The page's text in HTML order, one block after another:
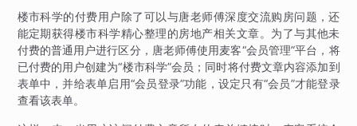
楼市科学的付费用户除了可以与唐老师傅深度交流购房问题，还
能定期获得楼市科学精心整理的房地产相关文章。为了与其他未
付费的普通用户进行区分，唐老师傅使用麦客“会员管理”平台，将
已付费的用户创建为“楼市科学”会员；同时将付费文章内容添加到
表单中，并给表单启用“会员登录”功能，设定只有“会员”才能登录
查看该表单。